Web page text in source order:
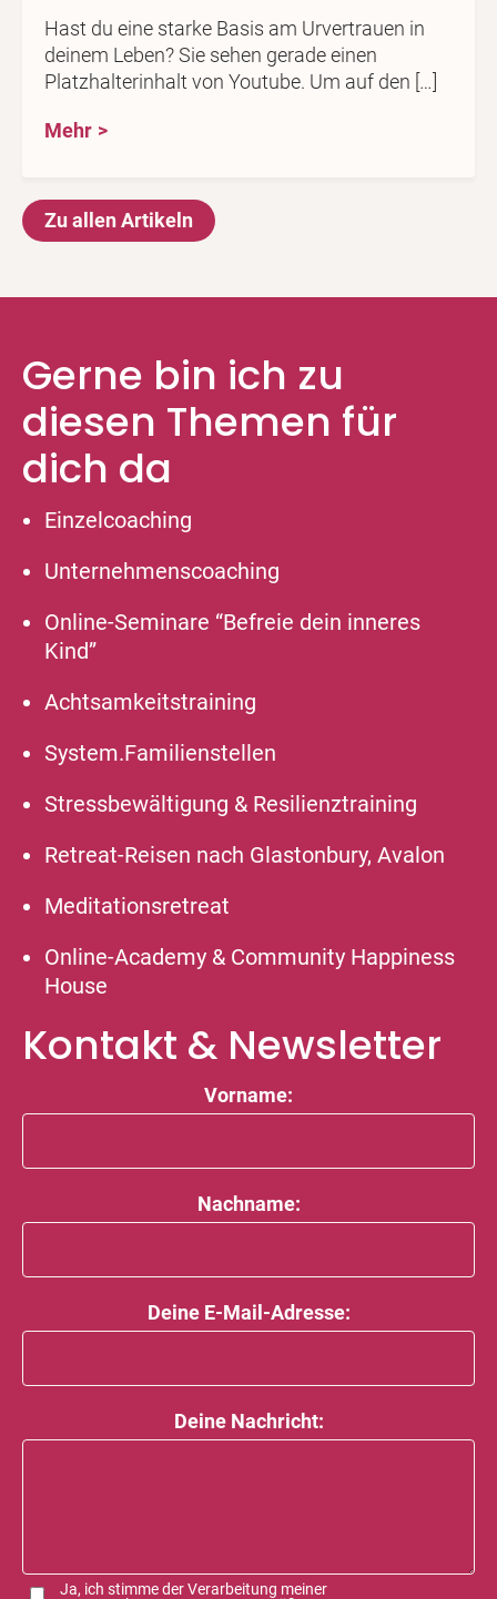
Hast du eine starke Basis am Urvertrauen in
deinem Leben? Sie sehen gerade einen
Platzhalterinhalt von Youtube. Um auf den […]
Mehr
Zu allen Artikeln
Gerne bin ich zu
diesen Themen für
dich da
Einzelcoaching
Unternehmenscoaching
Online-Seminare “Befreie dein inneres
Kind”
Achtsamkeitstraining
System.Familienstellen
Stressbewältigung & Resilienztraining
Retreat-Reisen nach Glastonbury, Avalon
Meditationsretreat
Online-Academy & Community Happiness
House
Kontakt & Newsletter
Vorname:
Nachname:
Deine E-Mail-Adresse:
Deine Nachricht:
Ja, ich stimme der Verarbeitung meiner